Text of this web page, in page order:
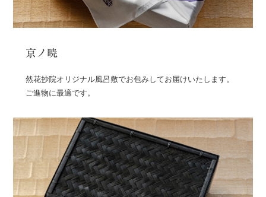
京ノ暁
然花抄院オリジナル風呂敷でお包みしてお届けいたします。
ご進物に最適です。